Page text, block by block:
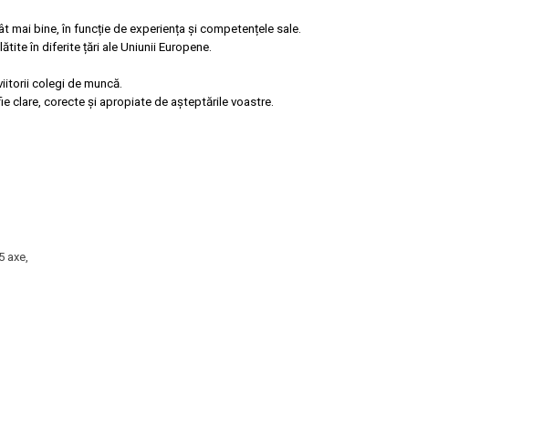
mai bine, în funcție de experiența și competențele sale.
în diferite țări ale Uniunii Europene.
colegi de muncă.
clare, corecte și apropiate de așteptările voastre.
axe,